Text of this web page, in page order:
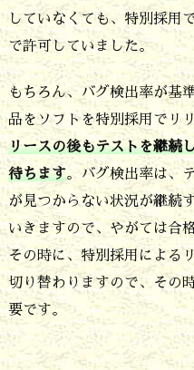
な
い
経
験
と
勘
で
カ
バ
ー
していなくても、特別採用
で許可していました。
もちろん、バグ検出率が基
品をソフトを特別採用でリ
リースの後もテストを継続
待ちます。バグ検出率は、
が見つからない状況が継続
いきますので、やがては合
その時に、特別採用による
切り替わりますので、その
要です。